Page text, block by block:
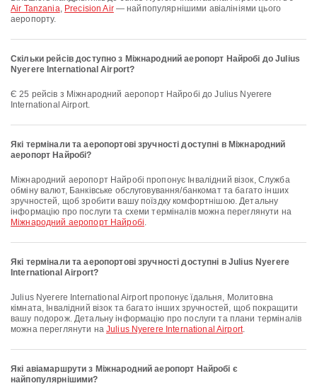
Air Tanzania, Precision Air— найпопулярнішими авіалініями цього
аеропорту.
Скільки рейсів доступно з Міжнародний аеропорт Найробі до Julius
Nyerere International Airport?
Є 25 рейсів з Міжнародний аеропорт Найробі до Julius Nyerere
International Airport.
Які термінали та аеропортові зручності доступні в Міжнародний
аеропорт Найробі?
Міжнародний аеропорт Найробі пропонує Інвалідний візок, Служба
обміну валют, Банківське обслуговування/банкомат та багато інших
зручностей, щоб зробити вашу поїздку комфортнішою. Детальну
інформацію про послуги та схеми терміналів можна переглянути на
Міжнародний аеропорт Найробі.
Які термінали та аеропортові зручності доступні в Julius Nyerere
International Airport?
Julius Nyerere International Airport пропонує їдальня, Молитовна
кімната, Інвалідний візок та багато інших зручностей, щоб покращити
вашу подорож. Детальну інформацію про послуги та плани терміналів
можна переглянути на Julius Nyerere International Airport.
Які авіамаршрути з Міжнародний аеропорт Найробі є
найпопулярнішими?